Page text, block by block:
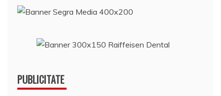
PUBLICITATE